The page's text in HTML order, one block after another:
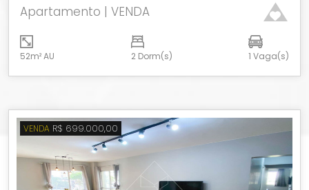
Apartamento | VENDA
52m² AU 2 Dorm(s) 1 Vaga(s)
VENDA R$ 699.000,00